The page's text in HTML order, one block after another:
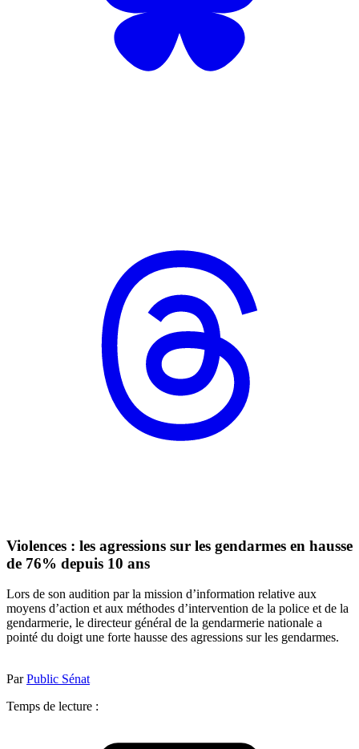
Violences : les agressions sur les gendarmes en hausse
de 76% depuis 10 ans
Lors de son audition par la mission d’information relative aux
moyens d’action et aux méthodes d’intervention de la police et de la
gendarmerie, le directeur général de la gendarmerie nationale a
pointé du doigt une forte hausse des agressions sur les gendarmes.
ParPublic Sénat
Temps de lecture :